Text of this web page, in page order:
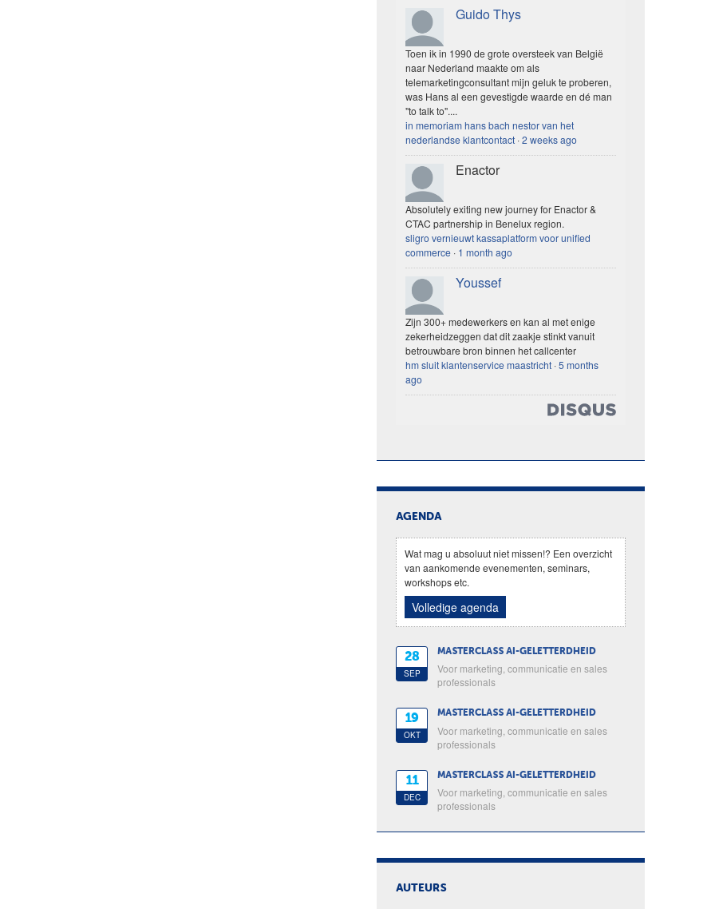
Guido Thys
Toen ik in 1990 de grote oversteek van België
naar Nederland maakte om als
telemarketingconsultant mijn geluk te proberen,
was Hans al een gevestigde waarde en dé man
"to talk to"....
in memoriam hans bach nestor van het
nederlandse klantcontact ·2 weeks ago
Enactor
Absolutely exiting new journey for Enactor &
CTAC partnership in Benelux region.
sligro vernieuwt kassaplatform voor unified
commerce · 1 month ago
Youssef
Zijn 300+ medewerkers en kan al met enige
zekerheidzeggen dat dit zaakje stinkt vanuit
betrouwbare bron binnen het callcenter
hm sluit klantenservice maastricht ·5 months
ago
AGENDA
Wat mag u absoluut niet missen!? Een overzicht
van aankomende evenementen, seminars,
workshops etc.
Volledige agenda
28
SEP
MASTERCLASS AI-GELETTERDHEID
Voor marketing, communicatie en sales
professionals
19
OKT
MASTERCLASS AI-GELETTERDHEID
Voor marketing, communicatie en sales
professionals
11
DEC
MASTERCLASS AI-GELETTERDHEID
Voor marketing, communicatie en sales
professionals
AUTEURS